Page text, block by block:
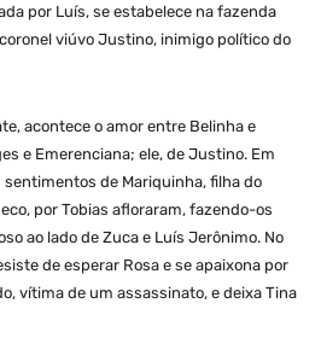
por Luís, se estabelece na fazenda
viúvo Justino, inimigo político do
acontece o amor entre Belinha e
e Emerenciana; ele, de Justino. Em
sentimentos de Mariquinha, filha do
por Tobias afloraram, fazendo-os
ao lado de Zuca e Luís Jerônimo. No
de esperar Rosa e se apaixona por
vítima de um assassinato, e deixa Tina